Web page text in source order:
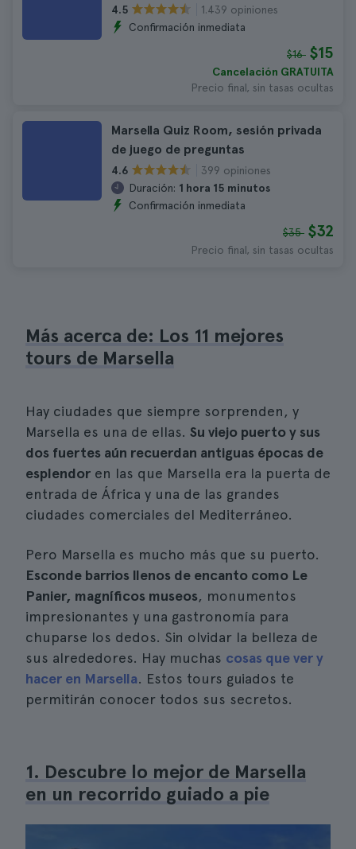
4.5
1.439 opiniones
Confirmación inmediata
$16 $15
Cancelación GRATUITA
Precio final, sin tasas ocultas
Marsella Quiz Room, sesión privada
de juego de preguntas
4.6
399 opiniones
Duración: 1 hora 15 minutos
Confirmación inmediata
$35 $32
Precio final, sin tasas ocultas
Más acerca de: Los 11 mejores
tours de Marsella
Hay ciudades que siempre sorprenden, y
Marsella es una de ellas. Su viejo puerto y sus
dos fuertes aún recuerdan antiguas épocas de
esplendor en las que Marsella era la puerta de
entrada de África y una de las grandes
ciudades comerciales del Mediterráneo.
Pero Marsella es mucho más que su puerto.
Esconde barrios llenos de encanto como Le
Panier, magníficos museos, monumentos
impresionantes y una gastronomía para
chuparse los dedos. Sin olvidar la belleza de
sus alrededores. Hay muchas cosas que ver y
hacer en Marsella. Estos tours guiados te
permitirán conocer todos sus secretos.
1. Descubre lo mejor de Marsella
en un recorrido guiado a pie